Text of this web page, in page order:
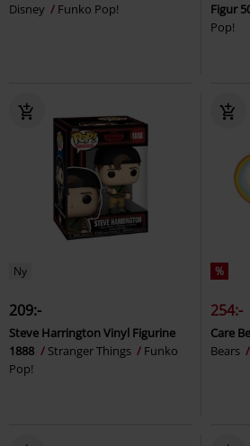
Disney
Funko Pop!
Figur
Pop!
Ny
209:-
Steve Harrington Vinyl Figurine
1888
Stranger Things
Funko
Pop!
%
254:-
Care
Bears